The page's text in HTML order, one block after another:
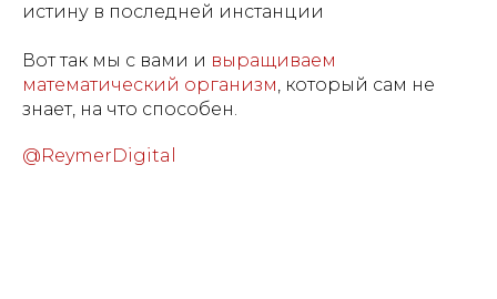
истину в последней инстанции
Вот так мы с вами и выращиваем
математический организм, который сам не
знает, на что способен.
@ReymerDigital